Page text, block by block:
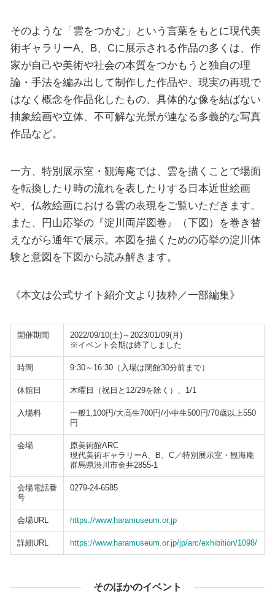
そのような「雲をつかむ」という言葉をもとに現代美
術ギャラリーA、B、Cに展示される作品の多くは、作
家が自己や美術や社会の本質をつかもうと独自の理
論・手法を編み出して制作した作品や、現実の再現で
はなく概念を作品化したもの、具体的な像を結ばない
抽象絵画や立体、不可解な光景が連なる多義的な写真
作品など。
一方、特別展示室・観海庵では、雲を描くことで場面
を転換したり時の流れを表したりする日本近世絵画
や、仏教絵画における雲の表現をご覧いただきます。
また、円山応挙の『淀川両岸図巻』（下図）を巻き替
えながら通年で展示。本図を描くための応挙の淀川体
験と意図を下図から読み解きます。
《本文は公式サイト紹介文より抜粋／一部編集》
開催期間
2022/09/10(土)～2023/01/09(月)
※イベント会期は終了しました
時間 9:30～16:30（入場は閉館30分前まで）
休館日 木曜日（祝日と12/29を除く）、1/1
入場料
一般1,100円/大高生700円/小中生500円/70歳以上550
円
会場
原美術館ARC
現代美術ギャラリーA、B、C／特別展示室・観海庵
群馬県渋川市金井2855-1
会場電話番
号
0279-24-6585
会場URL https://www.haramuseum.or.jp
詳細URL https://www.haramuseum.or.jp/jp/arc/exhibition/1098/
そのほかのイベント